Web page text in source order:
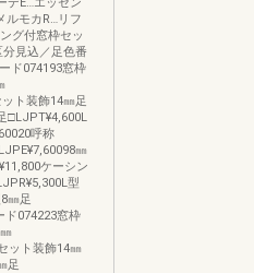
ルモカR…リフ
グ付窓枠セッ
見込／足色番
ド074193窓枠
ト装飾14㎜足
□LJPT¥4,600L
呼称
㎜
ケーシン
型
㎜足
074223窓枠
ット装飾14㎜
足